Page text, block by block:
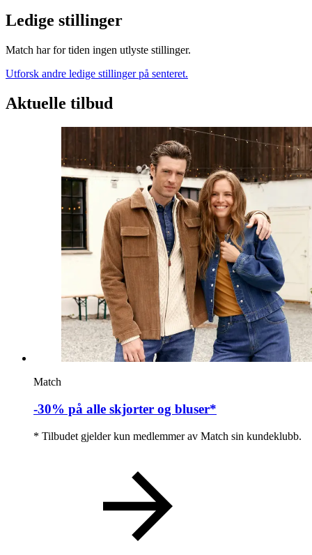
Ledige stillinger
Match har for tiden ingen utlyste stillinger.
Utforsk andre ledige stillinger på senteret.
Aktuelle tilbud
Match
-30% på alle skjorter og bluser*
* Tilbudet gjelder kun medlemmer av Match sin kundeklubb.